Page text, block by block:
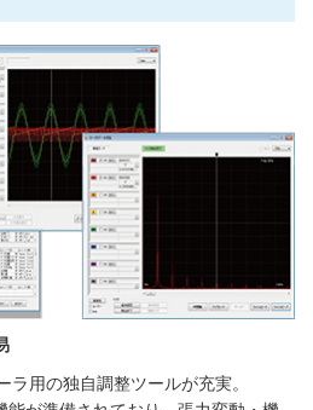
用の独自調整ツールが充実。